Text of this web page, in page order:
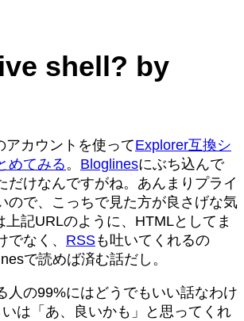
shell? by
アカウントを使ってExplorer互換シ
めてみる。 Bloglinesにぶち込んで
だけなんですがね。あんまりプライ
ので、こっちで見た方が良さげな気
上記URLのように、HTMLとしてま
でなく、 RSSも吐いてくれるの
で読めば済む話だし。
人の99%にはどうでもいい話なわけ
は「あ、良いかも」と思ってくれ